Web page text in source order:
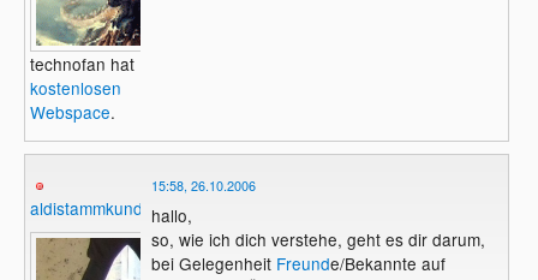
technofan hat
kostenlosen
Webspace.
aldistammkunde
15:58, 26.10.2006
hallo,
so, wie ich dich verstehe, geht es dir darum,
bei Gelegenheit Freunde/Bekannte auf